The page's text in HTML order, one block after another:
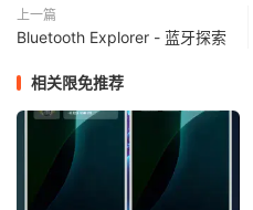
上一篇
Bluetooth Explorer - 蓝牙探索
相关限免推荐